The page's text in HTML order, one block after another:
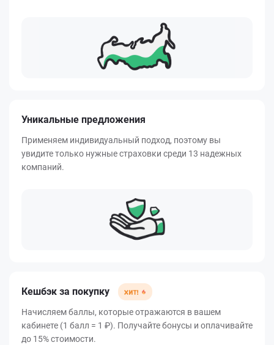
Уникальные предложения
Применяем индивидуальный подход, поэтому вы
увидите только нужные страховки среди 13 надежных
компаний.
Кешбэк за покупку
Начисляем баллы, которые отражаются в вашем
кабинете (1 балл = 1 ₽). Получайте бонусы и оплачивайте
до 15% стоимости.